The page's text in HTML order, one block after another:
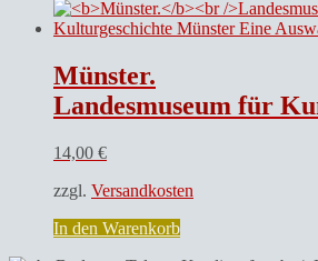
Münster.
Landesmuseum für Kunst- und
14,00 €
zzgl. Versandkosten
In den Warenkorb